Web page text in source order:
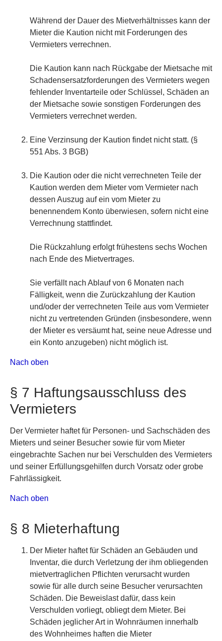
Während der Dauer des Mietverhältnisses kann der
Mieter die Kaution nicht mit Forderungen des
Vermieters verrechnen.
Die Kaution kann nach Rückgabe der Mietsache mit
Schadensersatzforderungen des Vermieters wegen
fehlender Inventarteile oder Schlüssel, Schäden an
der Mietsache sowie sonstigen Forderungen des
Vermieters verrechnet werden.
Eine Verzinsung der Kaution findet nicht statt. (§
551 Abs. 3 BGB)
Die Kaution oder die nicht verrechneten Teile der
Kaution werden dem Mieter vom Vermieter nach
dessen Auszug auf ein vom Mieter zu
benennendem Konto überwiesen, sofern nicht eine
Verrechnung stattfindet.
Die Rückzahlung erfolgt frühestens sechs Wochen
nach Ende des Mietvertrages.
Sie verfällt nach Ablauf von 6 Monaten nach
Fälligkeit, wenn die Zurückzahlung der Kaution
und/oder der verrechneten Teile aus vom Vermieter
nicht zu vertretenden Gründen (insbesondere, wenn
der Mieter es versäumt hat, seine neue Adresse und
ein Konto anzugeben) nicht möglich ist.
Nach oben
§ 7 Haftungsausschluss des
Vermieters
Der Vermieter haftet für Personen- und Sachschäden des
Mieters und seiner Besucher sowie für vom Mieter
eingebrachte Sachen nur bei Verschulden des Vermieters
und seiner Erfüllungsgehilfen durch Vorsatz oder grobe
Fahrlässigkeit.
Nach oben
§ 8 Mieterhaftung
Der Mieter haftet für Schäden an Gebäuden und
Inventar, die durch Verletzung der ihm obliegenden
mietvertraglichen Pflichten verursacht wurden
sowie für alle durch seine Besucher verursachten
Schäden. Die Beweislast dafür, dass kein
Verschulden vorliegt, obliegt dem Mieter. Bei
Schäden jeglicher Art in Wohnräumen innerhalb
des Wohnheimes haften die Mieter